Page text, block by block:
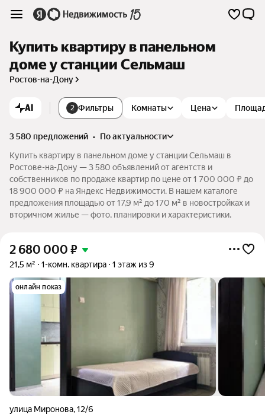
Купить квартиру в панельном
доме у станции Сельмаш
Ростов-на-Дону
AI 2 Фильтры Комнаты Цена
3 580 предложений •
по актуальности
Купить квартиру в панельном доме у станции Сельмаш в
Ростове-на-Дону — 3 580 объявлений от агентств и
собственников по продаже квартир по цене от 1 700 000 ₽ до
18 900 000 ₽ на Яндекс Недвижимости. В нашем каталоге
предложения площадью от 17,9 м² до 170 м² в новостройках и
вторичном жилье — фото, планировки и характеристики.
2 680 000 ₽
21,5 м² 1-комн. квартира 1 этаж из 9
онлайн показ
улица Миронова,12/6